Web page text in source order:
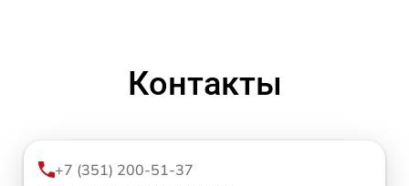
Контакты
+7 (351) 200-51-37